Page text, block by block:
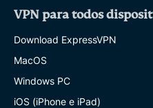
VPN para todos
Download ExpressVPN
MacOS
Windows PC
iOS (iPhone e iPad)